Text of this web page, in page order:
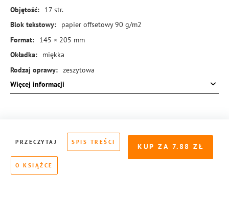
Objętość: 17 str.
Blok tekstowy:
papier offsetowy 90 g/m2
Format:
145 × 205 mm
Okładka:
miękka
Rodzaj oprawy: zeszytowa
ISBN:
978-83-8155-343-8
Więcej informacji
KUP ZA 7.88
PRZECZYTAJ SPIS TREŚCI
O KSIĄŻCE